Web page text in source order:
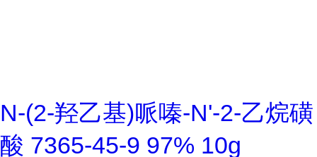
N-(2-羟乙基)哌嗪-N'-2-乙烷磺
酸 7365-45-9 97% 10g